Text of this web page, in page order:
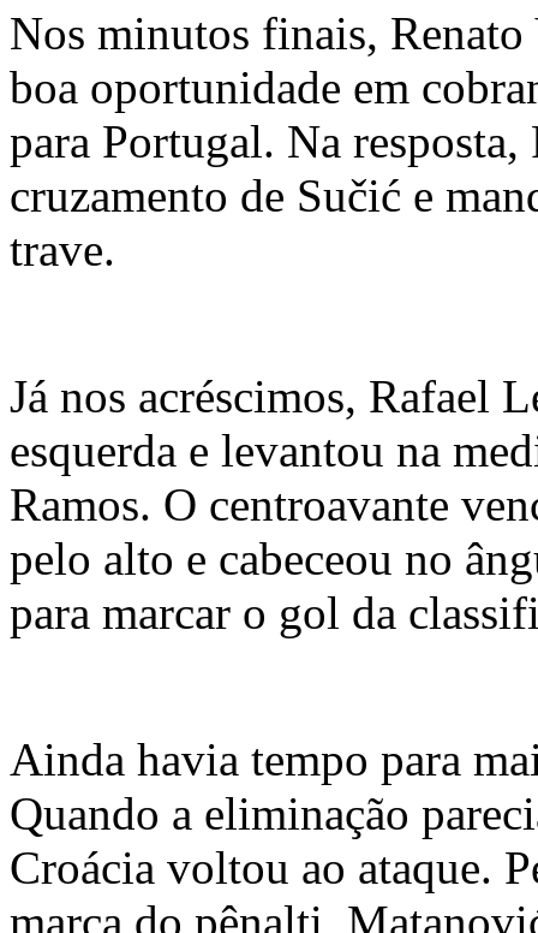
Nos minutos finais, Renato
boa oportunidade em
para Portugal. Na resposta,
cruzamento de Sučić e
trave.
Já nos acréscimos, Rafael
esquerda e levantou na
Ramos. O centroavante
pelo alto e cabeceou no
para marcar o gol da
Ainda havia tempo para
Quando a eliminação
Croácia voltou ao ataque.
marca do pênalti,